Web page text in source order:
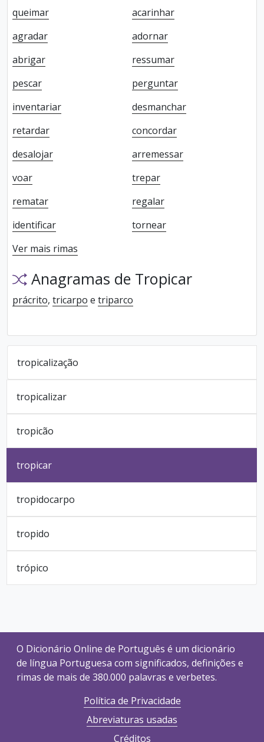
queimar
acarinhar
agradar
adornar
abrigar
ressumar
pescar
perguntar
inventariar
desmanchar
retardar
concordar
desalojar
arremessar
voar
trepar
rematar
regalar
identificar
tornear
Ver mais rimas
Anagramas de Tropicar
prácrito, tricarpo e triparco
tropicalização
tropicalizar
tropicão
tropicar
tropidocarpo
tropido
trópico
O Dicionário Online de Português é um dicionário
de língua Portuguesa com significados, definições e
rimas de mais de 380.000 palavras e verbetes.
Política de Privacidade
Abreviaturas usadas
Créditos